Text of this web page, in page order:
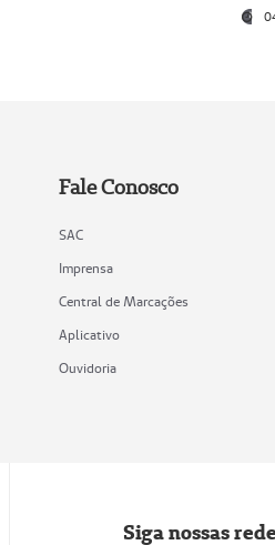
Fale Conosco
SAC
Imprensa
Central de Marcações
Aplicativo
Ouvidoria
Siga nossas